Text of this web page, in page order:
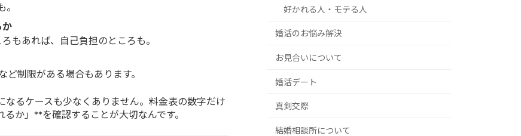
か
もあれば、自己負担のところも。
制限がある場合もあります。
るケースも少なくありません。料金表の数字だけ
か」**を確認することが大切なんです。
好かれる人・モテる人
婚活のお悩み解決
お見合いについて
婚活デート
真剣交際
結婚相談所について